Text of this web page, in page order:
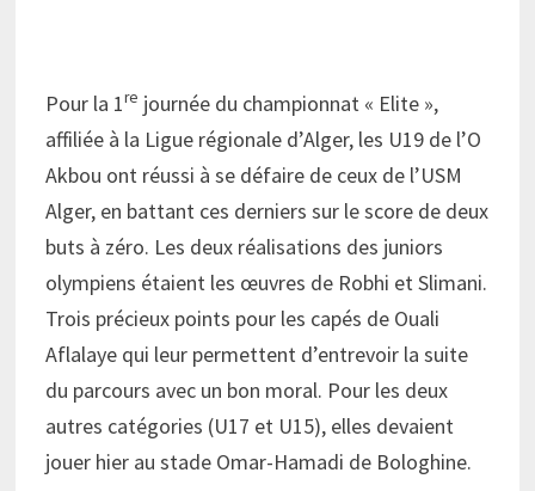
Pour la 1re journée du championnat « Elite »,
affiliée à la Ligue régionale d’Alger, les U19 de l’O
Akbou ont réussi à se défaire de ceux de l’USM
Alger, en battant ces derniers sur le score de deux
buts à zéro. Les deux réalisations des juniors
olympiens étaient les œuvres de Robhi et Slimani.
Trois précieux points pour les capés de Ouali
Aflalaye qui leur permettent d’entrevoir la suite
du parcours avec un bon moral. Pour les deux
autres catégories (U17 et U15), elles devaient
jouer hier au stade Omar-Hamadi de Bologhine.